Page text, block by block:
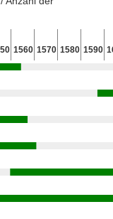
1560 1570 1580 1590